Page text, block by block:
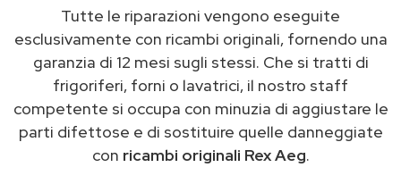
Tutte le riparazioni vengono eseguite
esclusivamente con ricambi originali, fornendo una
garanzia di 12 mesi sugli stessi. Che si tratti di
frigoriferi, forni o lavatrici, il nostro staff
competente si occupa con minuzia di aggiustare le
parti difettose e di sostituire quelle danneggiate
con ricambi originali Rex Aeg.